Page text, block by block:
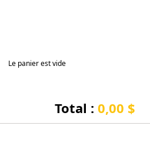
Le panier est vide
Total : 0,00 $